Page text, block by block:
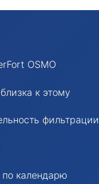
OSMO
к этому
фильтрации
календарю